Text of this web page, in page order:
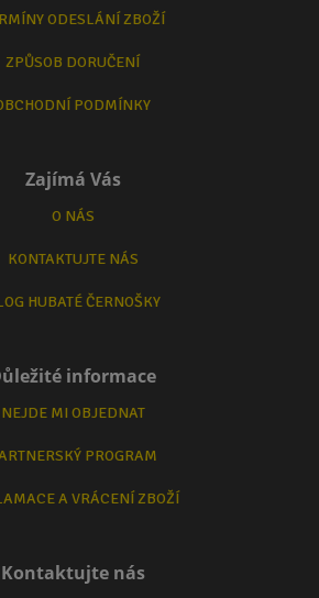
ODESLÁNÍ ZBOŽÍ
ZPŮSOB DORUČENÍ
PODMÍNKY
Zajímá Vás
O NÁS
KONTAKTUJTE NÁS
HUBATÉ ČERNOŠKY
informace
NEJDE MI OBJEDNAT
PROGRAM
A VRÁCENÍ ZBOŽÍ
Kontaktujte nás